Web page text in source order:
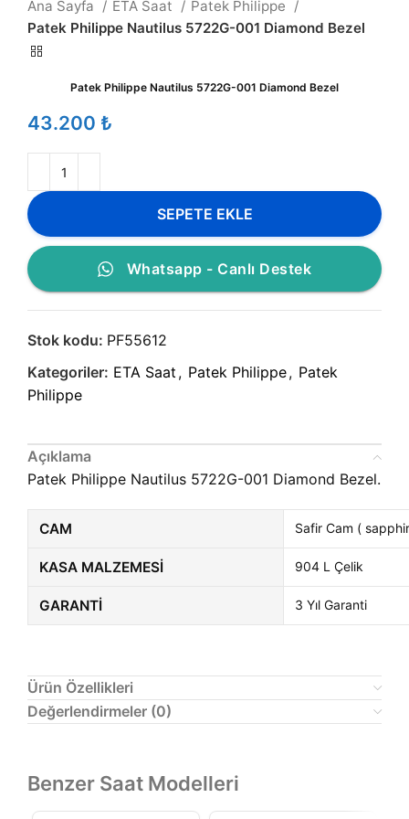
Ana Sayfa ETA Saat
Patek Philippe
Patek Philippe Nautilus 5722G-001 Diamond Bezel
Patek Philippe Nautilus 5722G-001 Diamond Bezel
₺
SEPETE EKLE
Whatsapp - Canlı Destek
Stok kodu: PF55612
Kategoriler: ETA Saat , Patek Philippe, Patek
Philippe
Açıklama
Patek Philippe Nautilus 5722G-001 Diamond Bezel.
CAM Safir Cam (
KASA MALZEMESI 904 L Çelik
GARANTI 3 Yıl Garanti
Ürün Özellikleri
Değerlendirmeler (0)
Benzer Saat Modelleri